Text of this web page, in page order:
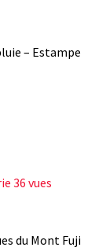
– Estampe
du Mont Fuji